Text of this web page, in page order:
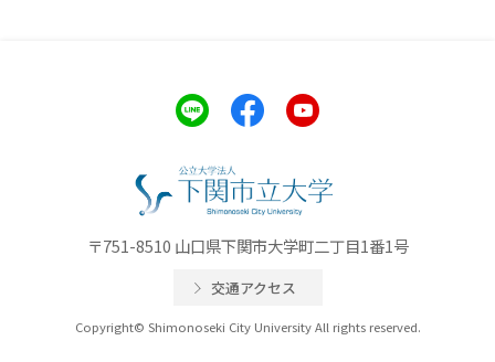
〒751-8510 山口県下関市大学町二丁目1番1号
交通アクセス
Copyright© Shimonoseki City University All rights reserved.